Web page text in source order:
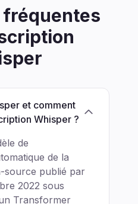
et comment
Whisper ?
de
de la
source publié par
2022 sous
Transformer